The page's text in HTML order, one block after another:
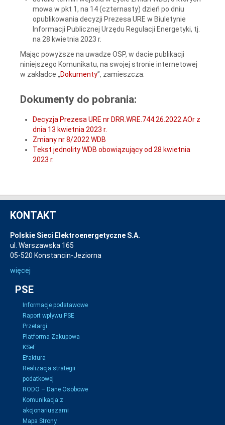
mowa w pkt 1, na 14 (czternasty) dzień po dniu
opublikowania decyzji Prezesa URE w Biuletynie
Informacji Publicznej Urzędu Regulacji Energetyki, tj.
na 28 kwietnia 2023 r.
Mając powyższe na uwadze OSP, w dacie publikacji
niniejszego Komunikatu, na swojej stronie internetowej
w zakładce „Dokumenty”, zamieszcza:
Dokumenty do pobrania:
Decyzja Prezesa URE nr DRR.WRE.744.26.2022.AOr z
dnia 13 kwietnia 2023 r.
Zmiany nr 8/2022 WDB
Tekst jednolity WDB obowiązujący od 28 kwietnia
2023 r.
KONTAKT
Polskie Sieci Elektroenergetyczne S.A.
ul. Warszawska 165
05-520 Konstancin-Jeziorna
więcej
PSE
Informacje podstawowe
Raport wpływu PSE
Przetargi
Platforma Zakupowa
KSeF
Efaktura
Realizacja strategii
podatkowej
RODO – Dane Osobowe
Komunikacja z
akcjonariuszami
Mapa Strony